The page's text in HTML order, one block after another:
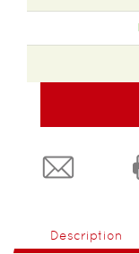
Description